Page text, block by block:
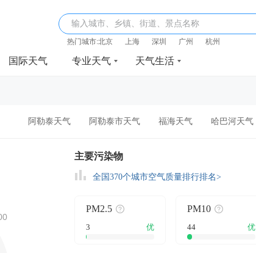
输入城市、乡镇、街道、景点名称
热门城市:北京 上海 深圳 广州 杭州
国际天气 专业天气 天气生活
阿勒泰天气 阿勒泰市天气 福海天气 哈巴河天气
主要污染物
全国370个城市空气质量排行排名>
PM2.5
3 优
PM10
44 优